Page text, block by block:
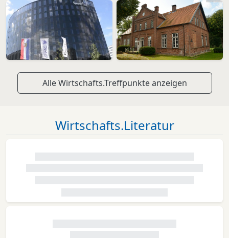
Alle Wirtschafts.Treffpunkte anzeigen
Wirtschafts.Literatur